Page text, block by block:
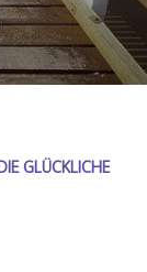
GLÜCKLICHE